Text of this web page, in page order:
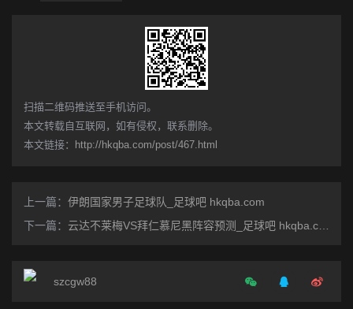
​扫描二维码推送至手机访问。
本文转载自互联网，如有侵权，联系删除。
本文链接： http://hkqba.com/post/467.html
上一篇： 伊朗国家男子足球队_足球吧 hkqba.com
下一篇： 云达不莱梅VS拜仁慕尼黑阵容预测_足球吧 hkqba.com
szcgw88